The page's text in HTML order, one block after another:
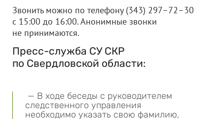
Звонить можно по телефону (343) 297–72–30
с 15:00 до 16:00. Анонимные звонки
не принимаются.
Пресс-служба СУ СКР
по Свердловской области:
— В ходе беседы с руководителем
следственного управления
необходимо указать свою фамилию,